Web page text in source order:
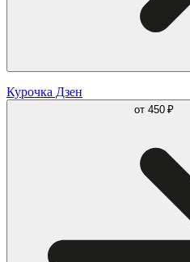
Курочка Дзен
от 450 ₽